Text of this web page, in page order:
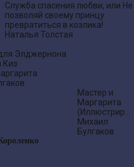
Служба спасения любви, или Не
позволяй своему принцу
превратиться в козлика!
Наталья Толстая
Элджернона
Киз
Мастер и
Маргарита
издание)
Михаил
Булгаков